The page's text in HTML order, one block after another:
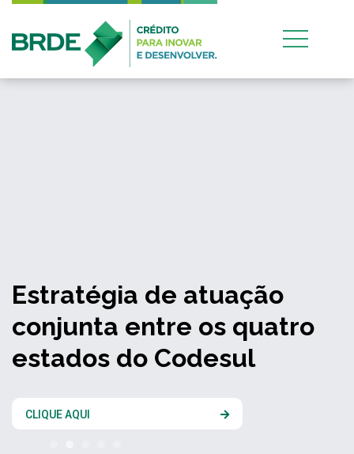
Estratégia de atuação
conjunta entre os quatro
estados do Codesul
CLIQUE AQUI